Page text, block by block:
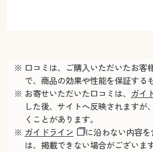
※ 口コミは、ご購入いただいたお客
で、商品の効果や性能を保証する
※ お寄せいただいた口コミは、 ガイ
した後、サイトへ反映されますが
くことがあります。
※ ガイドライン
に沿わない内容
は、掲載できない場合がございま